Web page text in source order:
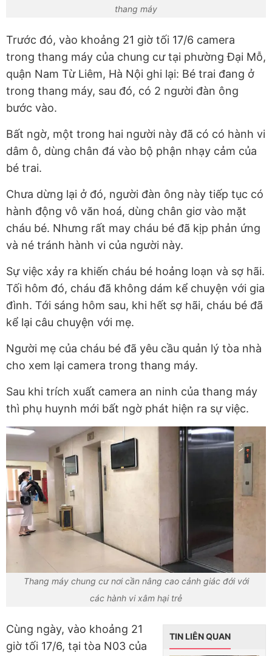
thang máy
Trước đó, vào khoảng 21 giờ tối 17/6 camera
trong thang máy của chung cư tại phường Đại Mỗ,
quận Nam Từ Liêm, Hà Nội ghi lại: Bé trai đang ở
trong thang máy, sau đó, có 2 người đàn ông
bước vào.
Bất ngờ, một trong hai người này đã có có hành vi
dâm ô, dùng chân đá vào bộ phận nhạy cảm của
bé trai.
Chưa dừng lại ở đó, người đàn ông này tiếp tục có
hành động vô văn hoá, dùng chân giơ vào mặt
cháu bé. Nhưng rất may cháu bé đã kịp phản ứng
và né tránh hành vi của người này.
Sự việc xảy ra khiến cháu bé hoảng loạn và sợ hãi.
Tối hôm đó, cháu đã không dám kể chuyện với gia
đình. Tới sáng hôm sau, khi hết sợ hãi, cháu bé đã
kể lại câu chuyện với mẹ.
Người mẹ của cháu bé đã yêu cầu quản lý tòa nhà
cho xem lại camera trong thang máy.
Sau khi trích xuất camera an ninh của thang máy
thì phụ huynh mới bất ngờ phát hiện ra sự việc.
Thang máy chung cư nơi cần nâng cao cảnh giác đới với
các hành vi xâm hại trẻ
TIN LIÊN QUAN
Cùng ngày, vào khoảng 21
giờ tối 17/6, tại tòa N03 của